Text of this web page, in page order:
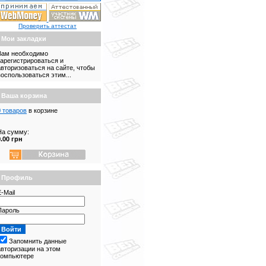
Проверить аттестат
Мои закладки
необходимо
и
на сайте, чтобы
этим...
Ваша корзина
товаров в корзине
сумму:
грн
Профиль
Mail
Запомнить данные
на этом